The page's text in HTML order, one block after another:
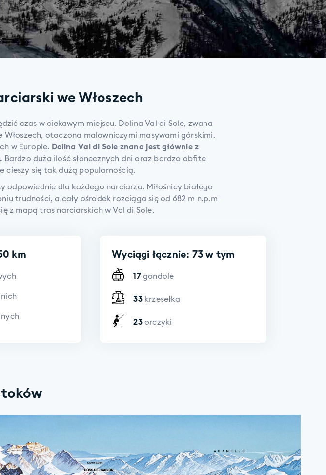
we Włoszech
czas w ciekawym miejscu. Dolina Val di Sole, zwana
Włoszech, otoczona malowniczymi masywami górskimi.
w Europie. Dolina Val di Sole znana jest głównie z
Bardzo duża ilość słonecznych dni oraz bardzo obfite
cieszy się tak dużą popularnością.
odpowiednie dla każdego narciarza. Miłośnicy białego
trudności, a cały ośrodek rozciąga się od 682 m n.p.m
z mapą tras narciarskich w Val di Sole.
km Wyciągi łącznie: 73 w tym
17 gondole
33 krzesełka
23 orczyki